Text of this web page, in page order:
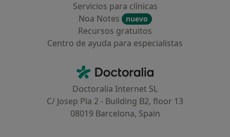
Servicios para clínicas
Noa Notes
nuevo
Recursos gratuitos
Centro de ayuda para especialistas
Doctoralia - Página de inicio
Doctoralia Internet SL
C/ Josep Pla 2 - Building B2, floor 13
08019 Barcelona, Spain